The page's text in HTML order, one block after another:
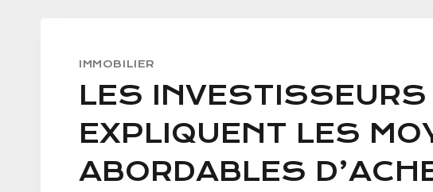
IMMOBILIER
LES INVESTISSEURS
EXPLIQUENT LES
ABORDABLES